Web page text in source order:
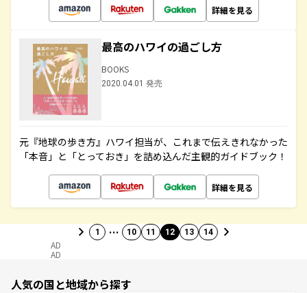
詳細を見る
最高のハワイの過ごし方
BOOKS
2020.04.01 発売
元『地球の歩き方』ハワイ担当が、これまで伝えきれなかった
「本音」と「とっておき」を詰め込んだ主観的ガイドブック！
詳細を見る
1 … 10 11 12 13 14
AD
AD
人気の国と地域から探す